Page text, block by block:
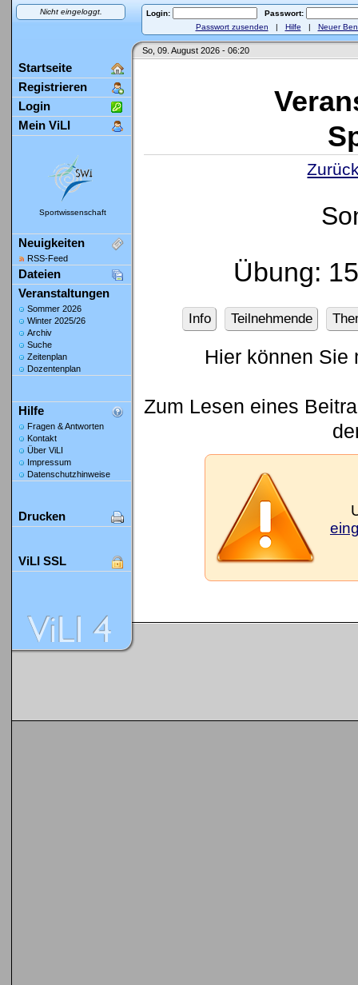
Nicht eingeloggt. Login:
Passwort:
Passwort zusenden | Hilfe | Neuer
So, 09. August 2026 - 06:20
Startseite
Registrieren
Login
Mein ViLI
Sportwissenschaft
Neuigkeiten
RSS-Feed
Dateien
Veranstaltungen
Sommer 2026
Winter 2025/26
Archiv
Suche
Zeitenplan
Dozentenplan
Hilfe
Fragen & Antworten
Kontakt
Über ViLI
Impressum
Datenschutzhinweise
Drucken
ViLI SSL
Übung:
Info Teilnehmende
Hier können Sie
Zum Lesen eines